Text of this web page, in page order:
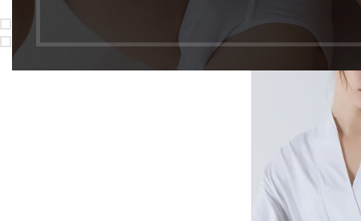
On sale
In stock
-61%